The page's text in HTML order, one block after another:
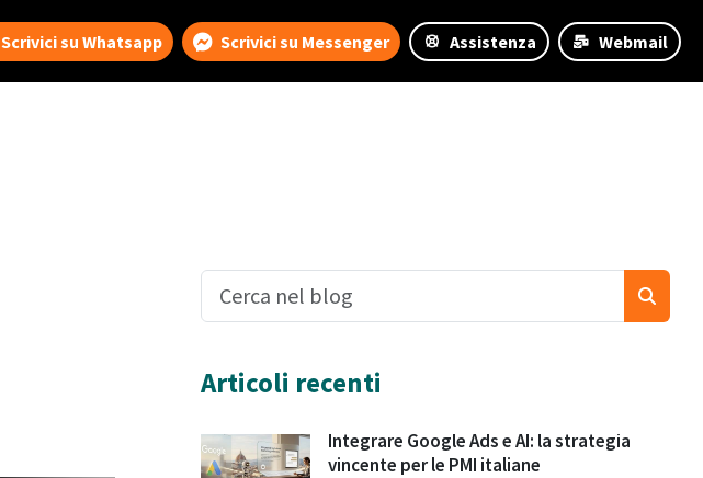
Scrivici su Whatsapp Scrivici su Messenger Assistenza Webmail
Articoli recenti
Integrare Google Ads e AI: la strategia
vincente per le PMI italiane